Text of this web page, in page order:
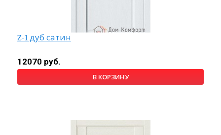
Z-1 дуб сатин
12070 руб.
В КОРЗИНУ